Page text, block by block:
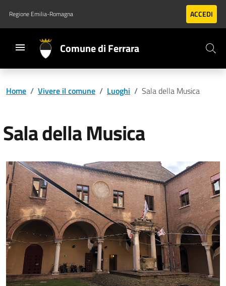
Vai al contenuto principale
Vai al footer
Regione Emilia-Romagna ACCEDI
Comune di Ferrara
Home / Vivere il comune / Luoghi / Sala della Musica
Sala della Musica